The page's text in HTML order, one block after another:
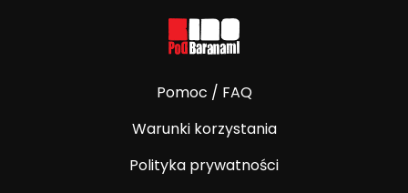
Pomoc / FAQ
Warunki korzystania
Polityka prywatności